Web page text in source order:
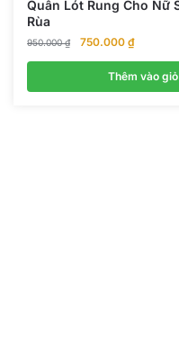
Quần Lót Rung Cho Nữ
Rùa
950.000₫
Giá
gốc
950.000 ₫.
750.000 ₫Giá
hiện
tại
là:
Thêm vào